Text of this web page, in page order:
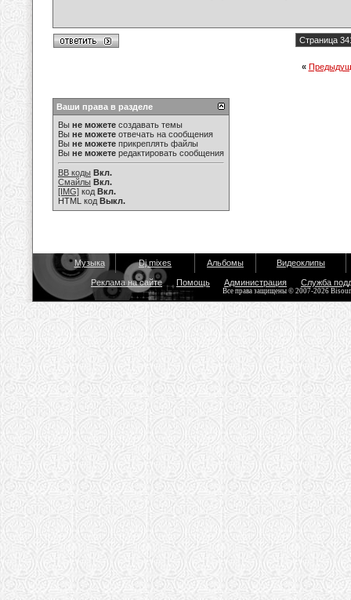
Страница
«
Ваши права в разделе
Вы не можете создавать темы
Вы не можете отвечать на сообщения
Вы не можете прикреплять файлы
Вы не можете редактировать сообщения
BB коды Вкл.
Смайлы Вкл.
[IMG] код Вкл.
HTML код Выкл.
Музыка Dj mixes Альбомы Видеоклипы
Реклама на сайте Помощь Администрация Служба
Все права защищены © 2007-2026